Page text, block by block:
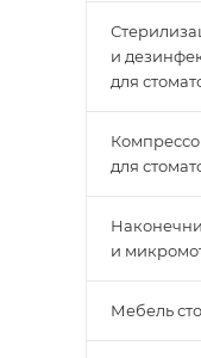
и
для
для
и
Мебель